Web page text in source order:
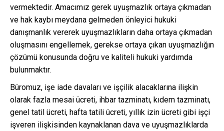
vermektedir. Amacımız gerek uyuşmazlık ortaya çıkmadan
ve hak kaybı meydana gelmeden önleyici hukuki
danışmanlık vererek uyuşmazlıkların daha ortaya çıkmadan
oluşmasını engellemek, gerekse ortaya çıkan uyuşmazlığın
çözümü konusunda doğru ve kaliteli hukuki yardımda
bulunmaktır.
Büromuz, işe iade davaları ve işçilik alacaklarına ilişkin
olarak fazla mesai ücreti, ihbar tazminatı, kıdem tazminatı,
genel tatil ücreti, hafta tatili ücreti, yıllık izin ücreti gibi işçi
işveren ilişkisinden kaynaklanan dava ve uyuşmazlıklarda